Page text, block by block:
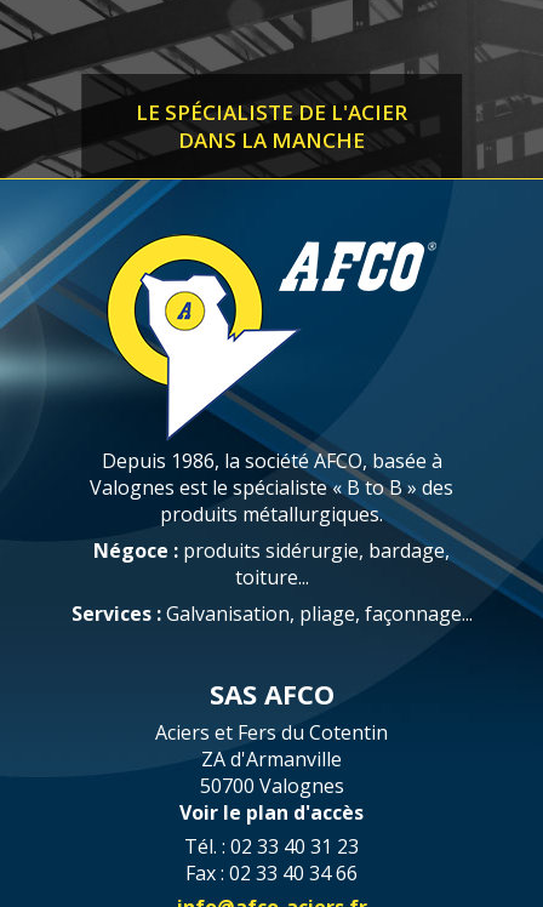
LE SPÉCIALISTE DE L'ACIER
DANS LA MANCHE
Depuis 1986, la société AFCO, basée à
Valognes est le spécialiste « B to B » des
produits métallurgiques.
Négoce : produits sidérurgie, bardage,
toiture...
Services :Galvanisation, pliage, façonnage...
SAS AFCO
Aciers et Fers du Cotentin
ZA d'Armanville
50700 Valognes
Voir le plan d'accès
Tél. : 02 33 40 31 23
Fax : 02 33 40 34 66